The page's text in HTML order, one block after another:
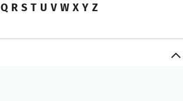
Q R S T U V W X Y Z